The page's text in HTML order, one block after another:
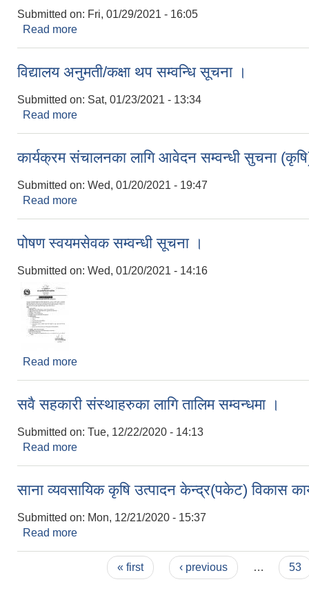
Submitted on: Fri, 01/29/2021 - 16:05
Read more
विद्यालय अनुमती/कक्षा थप सम्वन्धि सूचना ।
Submitted on: Sat, 01/23/2021 - 13:34
Read more
कार्यक्रम संचालनका लागि आवेदन सम्वन्धी सुचना
Submitted on: Wed, 01/20/2021 - 19:47
Read more
पोषण स्वयमसेवक सम्वन्धी सूचना ।
Submitted on: Wed, 01/20/2021 - 14:16
Read more
सवै सहकारी संस्थाहरुका लागि तालिम सम्वन्धमा ।
Submitted on: Tue, 12/22/2020 - 14:13
Read more
साना व्यवसायिक कृषि उत्पादन केन्द्र(पकेट) विकास
Submitted on: Mon, 12/21/2020 - 15:37
Read more
« first ‹ previous … 53